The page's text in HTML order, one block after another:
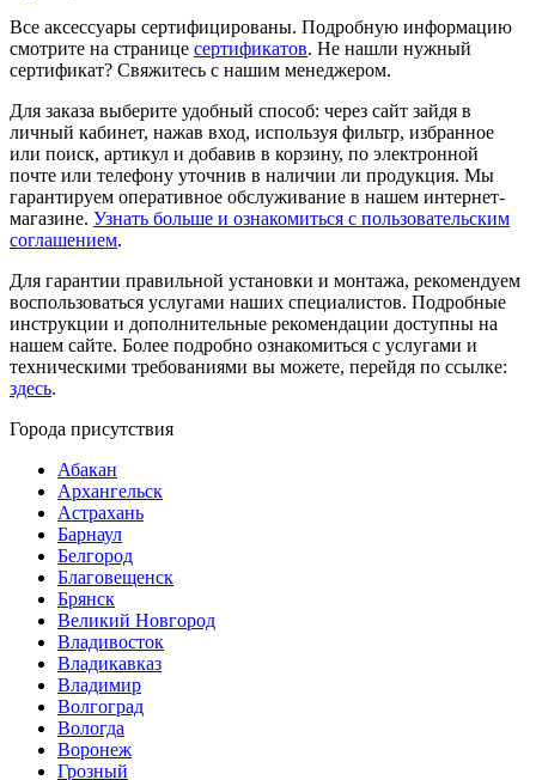
Все аксессуары сертифицированы. Подробную информацию
смотрите на странице сертификатов. Не нашли нужный
сертификат? Свяжитесь с нашим менеджером.
Для заказа выберите удобный способ: через сайт зайдя в
личный кабинет, нажав вход, используя фильтр, избранное
или поиск, артикул и добавив в корзину, по электронной
почте или телефону уточнив в наличии ли продукция. Мы
гарантируем оперативное обслуживание в нашем интернет-
магазине. Узнать больше и ознакомиться с пользовательским
соглашением.
Для гарантии правильной установки и монтажа, рекомендуем
воспользоваться услугами наших специалистов. Подробные
инструкции и дополнительные рекомендации доступны на
нашем сайте. Более подробно ознакомиться с услугами и
техническими требованиями вы можете, перейдя по ссылке:
здесь.
Города присутствия
Абакан
Архангельск
Астрахань
Барнаул
Белгород
Благовещенск
Брянск
Великий Новгород
Владивосток
Владикавказ
Владимир
Волгоград
Вологда
Воронеж
Грозный